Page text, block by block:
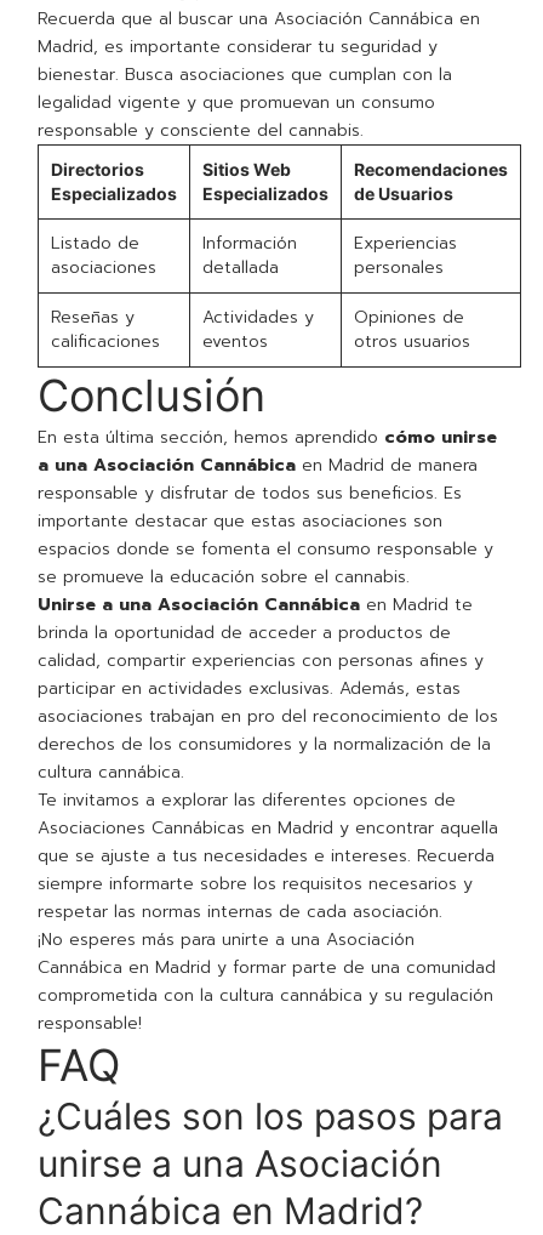
Recuerda que al buscar una Asociación Cannábica en
Madrid, es importante considerar tu seguridad y
bienestar. Busca asociaciones que cumplan con la
legalidad vigente y que promuevan un consumo
responsable y consciente del cannabis.
Directorios
Especializados
Sitios Web
Especializados
Recomendaciones
de Usuarios
Listado de
asociaciones
Información
detallada
Experiencias
personales
Reseñas y
calificaciones
Actividades y
eventos
Opiniones de
otros usuarios
Conclusión
En esta última sección, hemos aprendido cómo unirse
a una Asociación Cannábica en Madrid de manera
responsable y disfrutar de todos sus beneficios. Es
importante destacar que estas asociaciones son
espacios donde se fomenta el consumo responsable y
se promueve la educación sobre el cannabis.
Unirse a una Asociación Cannábica en Madrid te
brinda la oportunidad de acceder a productos de
calidad, compartir experiencias con personas afines y
participar en actividades exclusivas. Además, estas
asociaciones trabajan en pro del reconocimiento de los
derechos de los consumidores y la normalización de la
cultura cannábica.
Te invitamos a explorar las diferentes opciones de
Asociaciones Cannábicas en Madrid y encontrar aquella
que se ajuste a tus necesidades e intereses. Recuerda
siempre informarte sobre los requisitos necesarios y
respetar las normas internas de cada asociación.
¡No esperes más para unirte a una Asociación
Cannábica en Madrid y formar parte de una comunidad
comprometida con la cultura cannábica y su regulación
responsable!
FAQ
¿Cuáles son los pasos para
unirse a una Asociación
Cannábica en Madrid?